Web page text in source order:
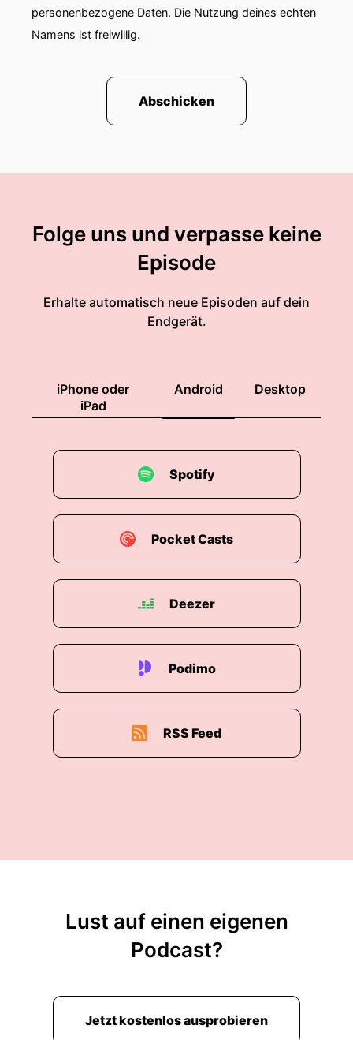
personenbezogene Daten. Die Nutzung deines echten
Namens ist freiwillig.
Abschicken
Folge uns und verpasse keine
Episode
Erhalte automatisch neue Episoden auf dein
Endgerät.
iPhone oder
iPad
Android Desktop
Spotify
Pocket Casts
Deezer
Podimo
RSS Feed
Lust auf einen eigenen
Podcast?
Jetzt kostenlos ausprobieren